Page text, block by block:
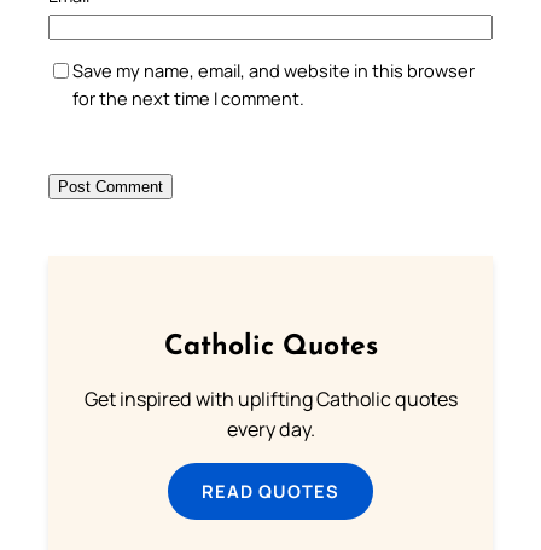
Save my name, email, and website in this browser
for the next time I comment.
Catholic Quotes
Get inspired with uplifting Catholic quotes
every day.
READ QUOTES